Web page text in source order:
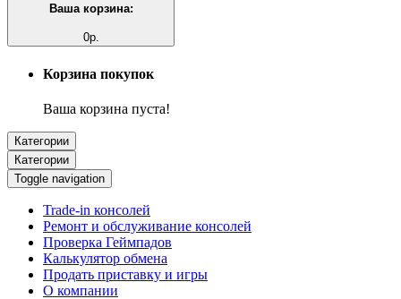
Ваша корзина:
0р.
Корзина покупок
Ваша корзина пуста!
Категории
Категории
Toggle navigation
Trade-in консолей
Ремонт и обслуживание консолей
Проверка Геймпадов
Калькулятор обмена
Продать приставку и игры
О компании